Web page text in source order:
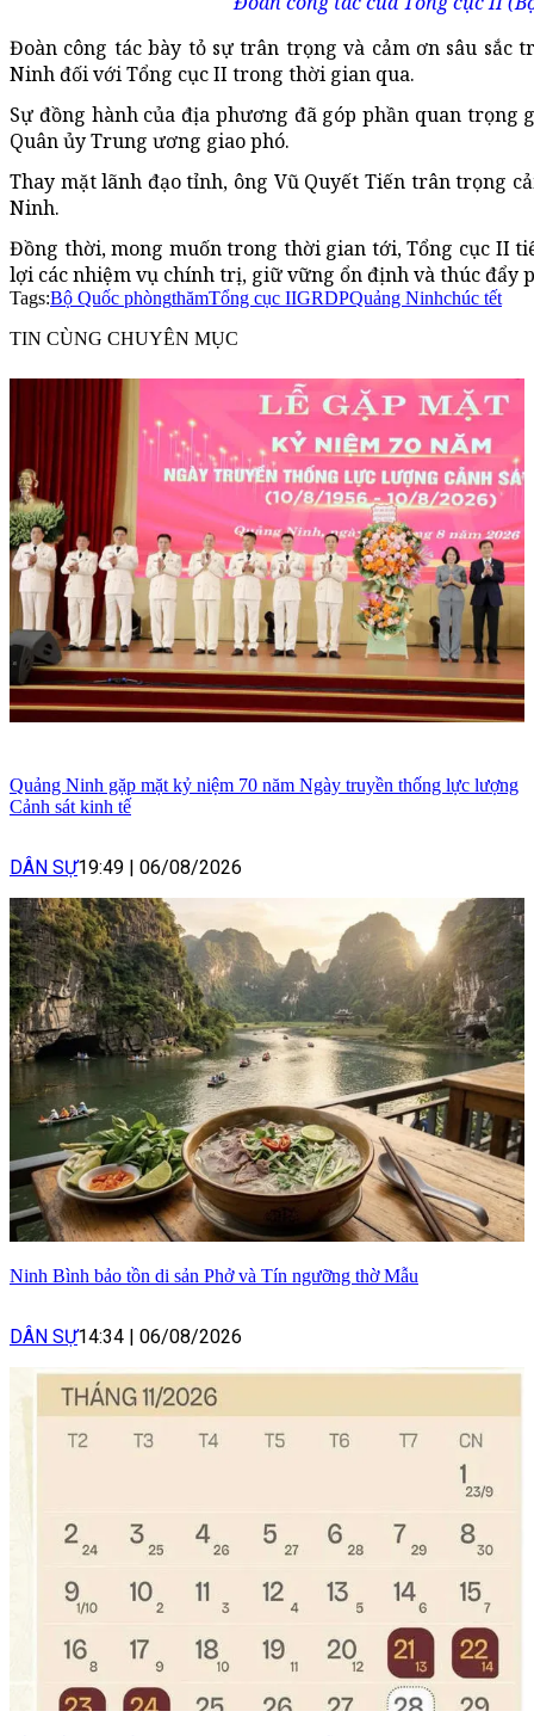
Đoàn công tác bày tỏ sự trân trọng và cảm ơn sâu
Ninh đối với Tổng cục II trong thời gian qua.
Sự đồng hành của địa phương đã góp phần quan
Quân ủy Trung ương giao phó.
Thay mặt lãnh đạo tỉnh, ông Vũ Quyết Tiến trân trọng
Ninh.
Đồng thời, mong muốn trong thời gian tới, Tổng cục II
lợi các nhiệm vụ chính trị, giữ vững ổn định và thúc đẩy
Tags:Bộ Quốc phòngthămTổng cục IIGRDPQuảng Ninhchúc tết
TIN CÙNG CHUYÊN MỤC
Quảng Ninh gặp mặt kỷ niệm 70 năm Ngày truyền thống lực lượng
Cảnh sát kinh tế
DÂN SỰ19:49 06/08/2026
Ninh Bình bảo tồn di sản Phở và Tín ngưỡng thờ Mẫu
DÂN SỰ14:34 06/08/2026